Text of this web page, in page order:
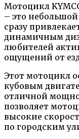
Мотоцикл
– это
сразу
динамичным
любителей
ощущений от
Этот мотоцикл
кубовым
отличной
позволяет
высокие
по городским